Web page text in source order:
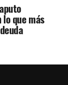
que más